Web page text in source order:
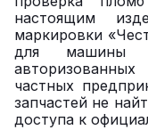
настоящим
маркировки
для машины
частных
запчастей не
доступа к